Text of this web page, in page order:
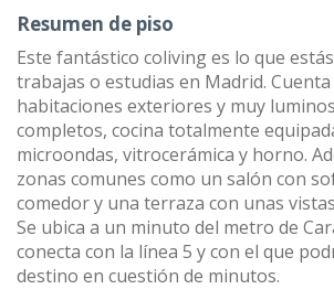
Resumen de piso
Este fantástico coliving es lo que
trabajas o estudias en Madrid.
habitaciones exteriores y muy
completos, cocina totalmente
microondas, vitrocerámica y horno.
zonas comunes como un salón con
comedor y una terraza con unas
Se ubica a un minuto del metro de
conecta con la línea 5 y con el que
destino en cuestión de minutos.